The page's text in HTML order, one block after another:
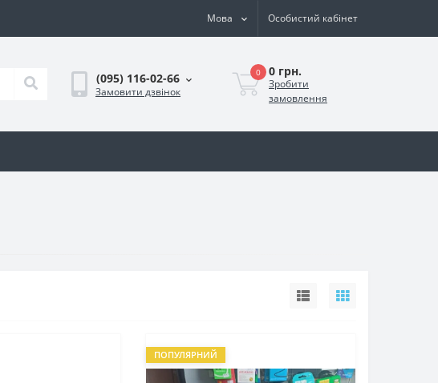
Мова Особистий кабінет
(095) 116-02-66
Замовити дзвінок
0 0 грн.
Зробити
замовлення
ПОПУЛЯРНИЙ